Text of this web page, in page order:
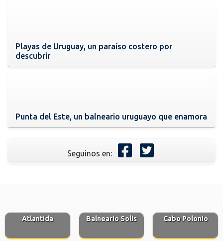
Playas de Uruguay, un paraíso costero por
descubrir
Punta del Este, un balneario uruguayo que enamora
Seguinos en:
Atlantida Balneario Solis Cabo Polonio